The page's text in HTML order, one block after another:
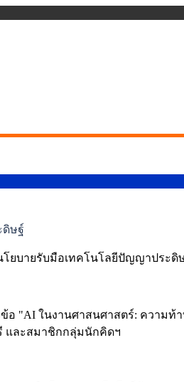
ดิษฐ์
โยบายรับมือเทคโนโลยีปัญญาประดิ
ข้อ "AI ในงานศาสนศาสตร์: ควา
และสมาชิกกลุ่มนักคิดฯ